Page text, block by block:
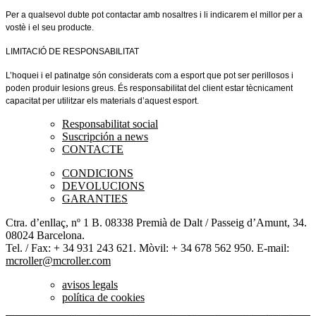
Per a qualsevol dubte pot contactar amb nosaltres i li indicarem el millor per a
vostè i el seu producte.
LIMITACIÓ DE RESPONSABILITAT
L’hoquei i el patinatge són considerats com a esport que pot ser perillosos i
poden produir lesions greus. És responsabilitat del client estar tècnicament
capacitat per utilitzar els materials d’aquest esport.
Responsabilitat social
Suscripción a news
CONTACTE
CONDICIONS
DEVOLUCIONS
GARANTIES
Ctra. d’enllaç, nº 1 B. 08338 Premià de Dalt / Passeig d’Amunt, 34.
08024 Barcelona.
Tel. / Fax: + 34 931 243 621. Mòvil: + 34 678 562 950. E-mail:
mcroller@mcroller.com
avisos legals
política de cookies